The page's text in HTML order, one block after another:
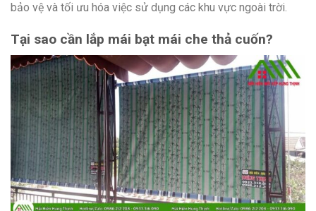
bảo vệ và tối ưu hóa việc sử dụng các khu vực ngoài trời.
Tại sao cần lắp mái bạt mái che thả cuốn?